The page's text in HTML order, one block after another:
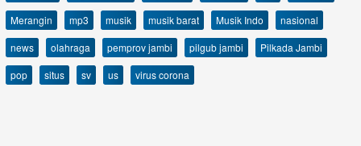
Merangin
mp3 musik musik barat Musik Indo
nasional
news
olahraga pemprov jambi pilgub jambi
Pilkada Jambi
pop
situs sv us virus corona